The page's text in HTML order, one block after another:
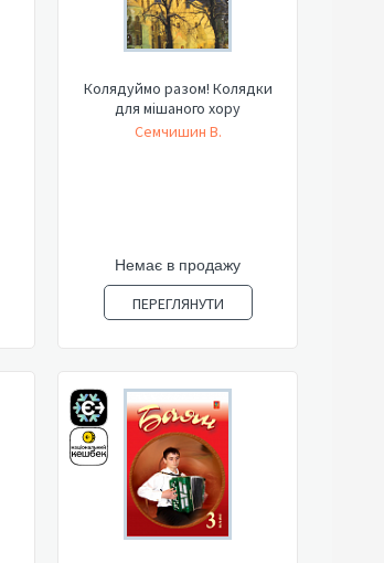
Колядуймо разом! Колядки
для мішаного хору
Семчишин В.
Немає в продажу
ПЕРЕГЛЯНУТИ